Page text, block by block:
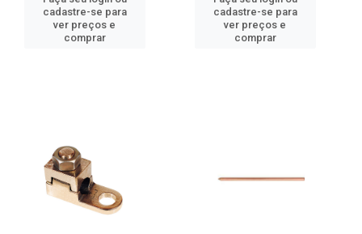
cadastre-se para
ver preços e
comprar
cadastre-se para
ver preços e
comprar